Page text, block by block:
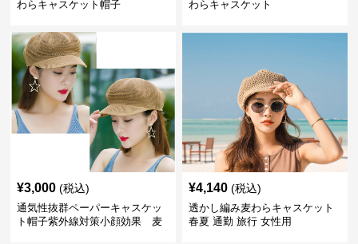
わらキャスケット帽子
わらキャスケット
¥3,000 (税込)
通気性抜群ペーパーキャスケッ
ト帽子紫外線対策小顔効果 麦
¥4,140 (税込)
透かし編み麦わらキャスケット
春夏 通勤 旅行 女性用